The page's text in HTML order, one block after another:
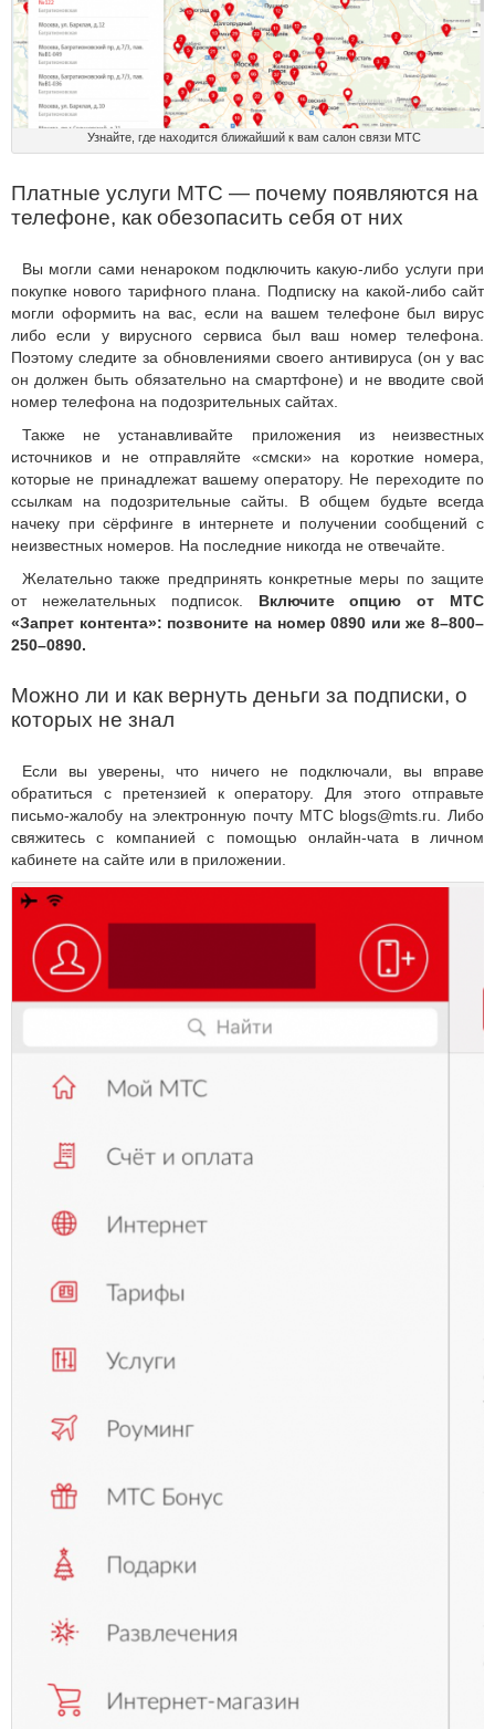
Узнайте, где находится ближайший к вам салон связи МТС
Платные услуги МТС — почему появляются на
телефоне, как обезопасить себя от них
Вы могли сами ненароком подключить какую-либо услуги при
покупке нового тарифного плана. Подписку на какой-либо сайт
могли оформить на вас, если на вашем телефоне был вирус
либо если у вирусного сервиса был ваш номер телефона.
Поэтому следите за обновлениями своего антивируса (он у вас
он должен быть обязательно на смартфоне) и не вводите свой
номер телефона на подозрительных сайтах.
Также не устанавливайте приложения из неизвестных
источников и не отправляйте «смски» на короткие номера,
которые не принадлежат вашему оператору. Не переходите по
ссылкам на подозрительные сайты. В общем будьте всегда
начеку при сёрфинге в интернете и получении сообщений с
неизвестных номеров. На последние никогда не отвечайте.
Желательно также предпринять конкретные меры по защите
от нежелательных подписок. Включите опцию от МТС
«Запрет контента»: позвоните на номер 0890 или же 8–800–
250–0890.
Можно ли и как вернуть деньги за подписки, о
которых не знал
Если вы уверены, что ничего не подключали, вы вправе
обратиться с претензией к оператору. Для этого отправьте
письмо-жалобу на электронную почту МТС blogs@mts.ru. Либо
свяжитесь с компанией с помощью онлайн-чата в личном
кабинете на сайте или в приложении.